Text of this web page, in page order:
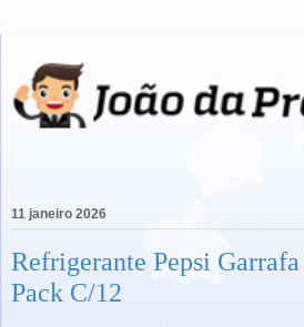
11 janeiro 2026
Refrigerante Pepsi
Pack C/12